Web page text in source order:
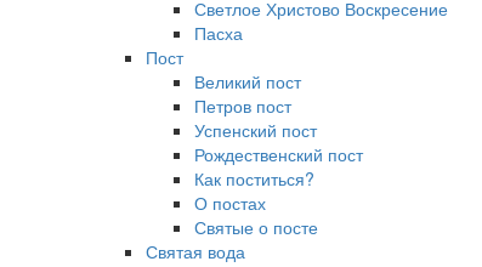
Светлое Христово Воскресение
Пасха
Пост
Великий пост
Петров пост
Успенский пост
Рождественский пост
Как поститься?
О постах
Святые о посте
Святая вода